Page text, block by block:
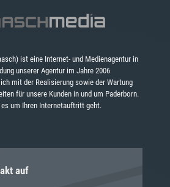
ist eine Internet- und Medienagentur in
unserer Agentur im Jahre 2006
mit der Realisierung sowie der Wartung
für unsere Kunden in und um Paderborn.
um Ihren Internetauftritt geht.
auf